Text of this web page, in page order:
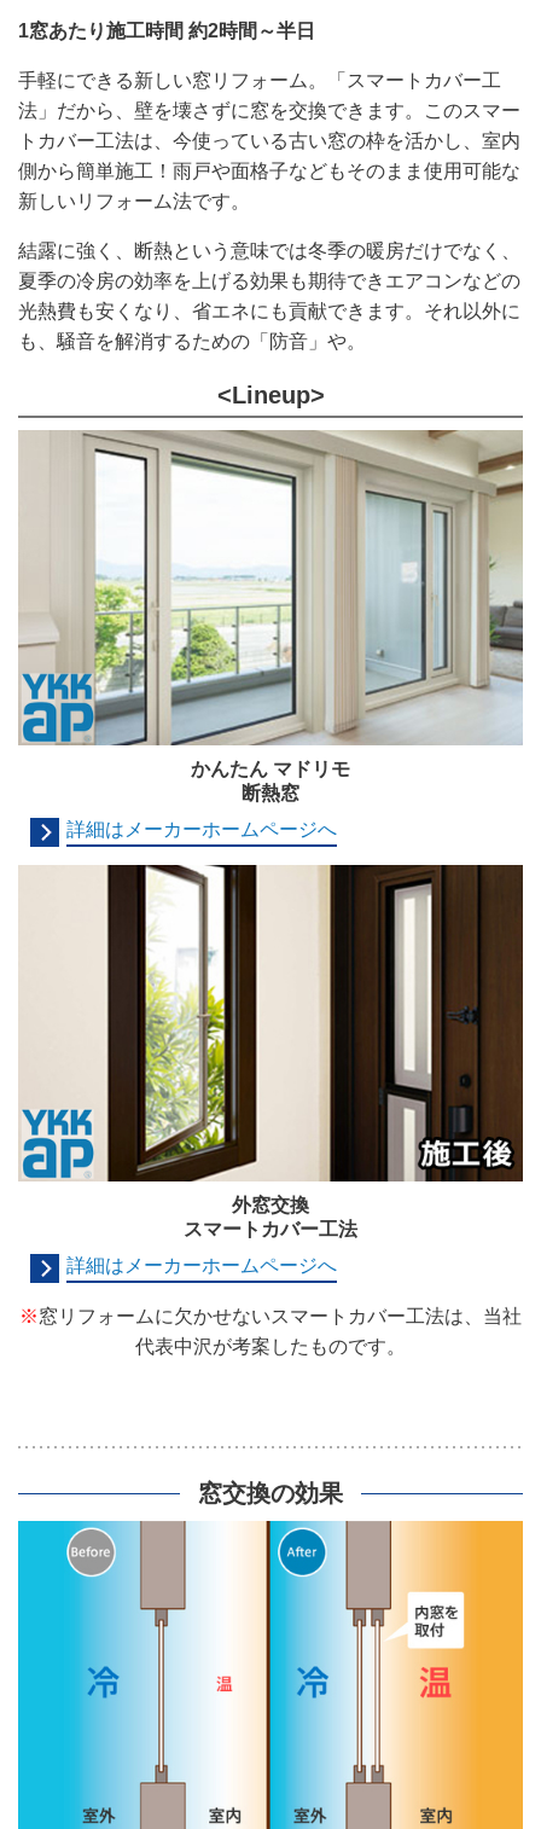
1窓あたり施工時間 約2時間～半日
手軽にできる新しい窓リフォーム。「スマートカバー工
法」だから、壁を壊さずに窓を交換できます。このスマー
トカバー工法は、今使っている古い窓の枠を活かし、室内
側から簡単施工！雨戸や面格子などもそのまま使用可能な
新しいリフォーム法です。
結露に強く、断熱という意味では冬季の暖房だけでなく、
夏季の冷房の効率を上げる効果も期待できエアコンなどの
光熱費も安くなり、省エネにも貢献できます。それ以外に
も、騒音を解消するための「防音」や。
<Lineup>
かんたん マドリモ
断熱窓
詳細はメーカーホームページへ
外窓交換
スマートカバー工法
詳細はメーカーホームページへ
※窓リフォームに欠かせないスマートカバー工法は、当社
代表中沢が考案したものです。
窓交換の効果